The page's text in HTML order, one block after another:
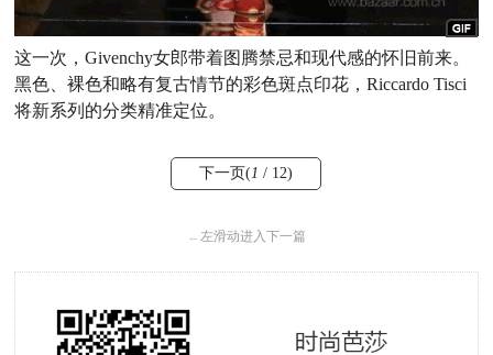
这一次，Givenchy女郎带着图腾禁忌和现代感的怀旧前来。
黑色、裸色和略有复古情节的彩色斑点印花，Riccardo Tisci
将新系列的分类精准定位。
下一页(1 / 12)
← 左滑动进入下一篇